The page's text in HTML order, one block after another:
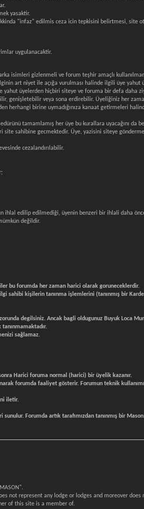
yasaktir.
"infaz" edilmis ceza icin tepkisini belirtmesi, site
uygulanacaktir.
isimleri gizlenmeli ve forum teşhir amaçlı
art niyet ile açığa vurulması halinde ilgili üye yahut
üyelerden hiçbiri siteye ve foruma bir defa daha
genişletebilir veya sona erdirebilir. Üyeliğiniz her
birine uymadığınıza kanaat getirmeleri
tamamlamış her üye bu kurallara uyacağını da
sahibine gecmektedir. Üye, yazisini siteye
cezalandırılabilir.
ihlal edilip edilmediği, üyenin benzeri bir ihlali daha
değildir.
bu forumda her zaman harici olarak goruneceklerdir.
sahibi kişilerin tanınma işlemlerini (tanınmış bir
degilsiniz. Ancak bagli oldugunuz Buyuk Loca
sağlamaz.
Harici foruma normal (harici) bir üyelik kazanır.
forumda faaliyet gösterir. Forumun teknik
iletir.
Forumda artık tarafımızdan tanınmış bir
not represent any lodge or lodges and moreover
of this site is a member of.